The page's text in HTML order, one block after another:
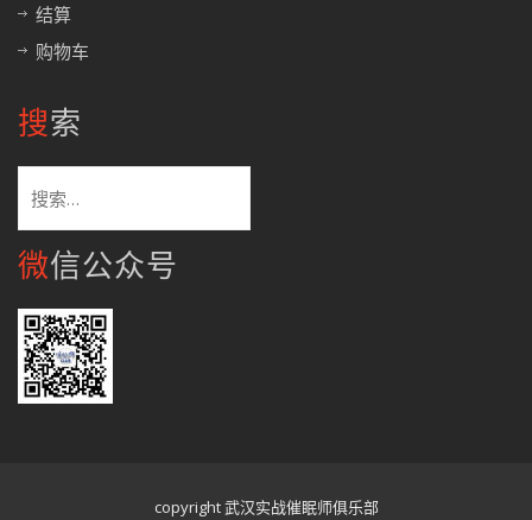
结算
购物车
搜索
索：
微信公众号
copyright 武汉实战催眠师俱乐部